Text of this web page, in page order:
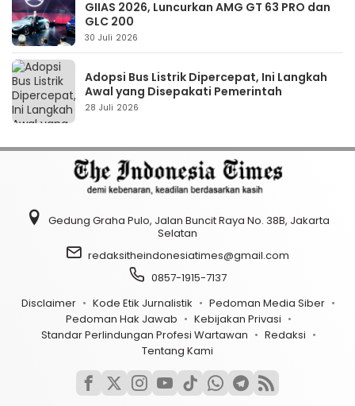
GIIAS 2026, Luncurkan AMG GT 63 PRO dan
GLC 200
30 Juli 2026
Adopsi Bus Listrik Dipercepat, Ini Langkah
Awal yang Disepakati Pemerintah
28 Juli 2026
Gedung Graha Pulo, Jalan Buncit Raya No. 38B, Jakarta
Selatan
redaksitheindonesiatimes@gmail.com
0857-1915-7137
Disclaimer
Kode Etik Jurnalistik
Pedoman Media Siber
Pedoman Hak Jawab
Kebijakan Privasi
Standar Perlindungan Profesi Wartawan
Redaksi
Tentang Kami